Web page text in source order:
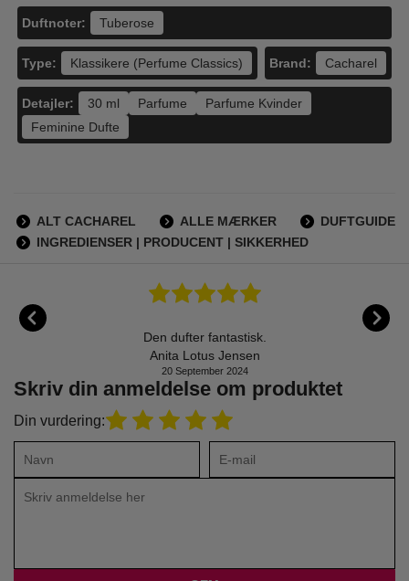
Duftnoter: Tuberose
Type: Klassikere (Perfume Classics) Brand: Cacharel
Detajler: 30 ml Parfume
Parfume Kvinder
Feminine Dufte
ALT CACHAREL ALLE MÆRKER
DUFTGUIDE
INGREDIENSER | PRODUCENT | SIKKERHED
Skriv din anmeldelse om produktet
Din vurdering:
Den dufter fantastisk.
Anita Lotus Jensen
20 September 2024